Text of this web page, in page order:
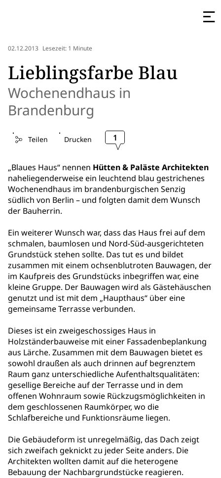
02.12.2013 Lesezeit: 1 Minute
Lieblingsfarbe Blau
Wochenendhaus in
Brandenburg
Teilen Drucken 1
„Blaues Haus“ nennen Hütten & Paläste Architekten
naheliegenderweise ein leuchtend blau gestrichenes
Wochenendhaus im brandenburgischen Senzig
südlich von Berlin – und folgten damit dem Wunsch
der Bauherrin.
Ein weiterer Wunsch war, dass das Haus frei auf dem
schmalen, baumlosen und Nord-Süd-ausgerichteten
Grundstück stehen sollte. Das tut es und bildet
zusammen mit einem ochsenblutroten Bauwagen, der
im Kaufpreis des Grundstücks inbegriffen war, eine
kleine Gruppe. Der Bauwagen wird als Gästehäuschen
genutzt und ist mit dem „Haupthaus“ über eine
gemeinsame Terrasse verbunden.
Dieses ist ein zweigeschossiges Haus in
Holzständerbauweise mit einer Fassadenbeplankung
aus Lärche. Zusammen mit dem Bauwagen bietet es
sowohl draußen als auch drinnen auf begrenztem
Raum ganz unterschiedliche Aufenthaltsqualitäten:
gesellige Bereiche auf der Terrasse und in dem
offenen Wohnraum sowie Rückzugsmöglichkeiten in
dem geschlossenen Raumkörper, wo die
Schlafbereiche und Funktionsräume liegen.
Die Gebäudeform ist unregelmäßig, das Dach zeigt
sich zweifach geknickt zu jeder Seite anders. Die
Architekten wollten damit auf die heterogene
Bebauung der Nachbargrundstücke reagieren.